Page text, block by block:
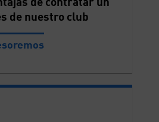
de nuestro club